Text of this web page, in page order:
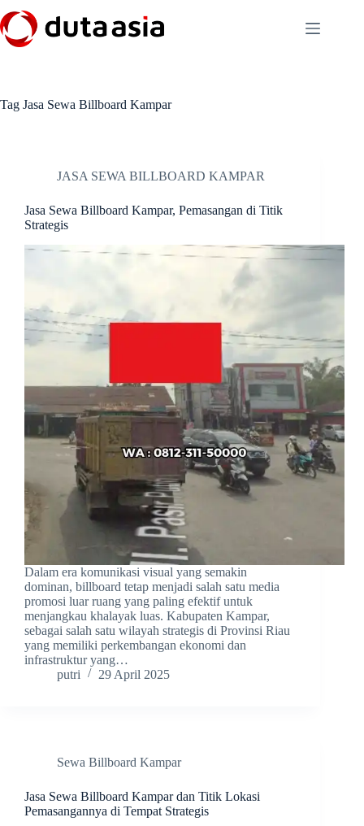
to
content
Tag Jasa Sewa Billboard Kampar
JASA SEWA BILLBOARD KAMPAR
Jasa Sewa Billboard Kampar, Pemasangan di Titik
Strategis
Dalam era komunikasi visual yang semakin
dominan, billboard tetap menjadi salah satu media
promosi luar ruang yang paling efektif untuk
menjangkau khalayak luas. Kabupaten Kampar,
sebagai salah satu wilayah strategis di Provinsi Riau
yang memiliki perkembangan ekonomi dan
infrastruktur yang…
putri
29 April 2025
Sewa Billboard Kampar
Jasa Sewa Billboard Kampar dan Titik Lokasi
Pemasangannya di Tempat Strategis